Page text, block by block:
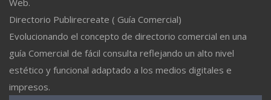
Directorio Publirecreate ( Guía Comercial)
Evolucionando el concepto de directorio comercial en una
guía Comercial de fácil consulta reflejando un alto nivel
estético y funcional adaptado a los medios digitales e
impresos.